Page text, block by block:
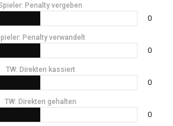
Penalty vergeben
0
Penalty verwandelt
0
TW: Direkten kassiert
0
TW: Direkten gehalten
0